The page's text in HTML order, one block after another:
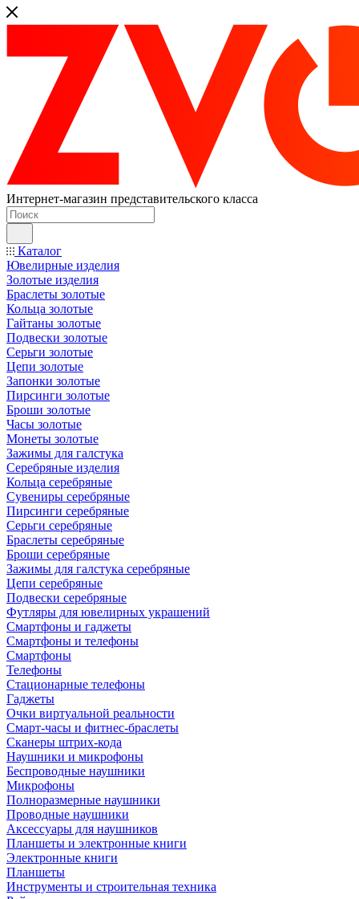
Интернет-магазин представительского класса
Каталог
Ювелирные изделия
Золотые изделия
Браслеты золотые
Кольца золотые
Гайтаны золотые
Подвески золотые
Серьги золотые
Цепи золотые
Запонки золотые
Пирсинги золотые
Броши золотые
Часы золотые
Монеты золотые
Зажимы для галстука
Серебряные изделия
Кольца серебряные
Сувениры серебряные
Пирсинги серебряные
Серьги серебряные
Браслеты серебряные
Броши серебряные
Зажимы для галстука серебряные
Цепи серебряные
Подвески серебряные
Футляры для ювелирных украшений
Смартфоны и гаджеты
Смартфоны и телефоны
Смартфоны
Телефоны
Стационарные телефоны
Гаджеты
Очки виртуальной реальности
Смарт-часы и фитнес-браслеты
Сканеры штрих-кода
Наушники и микрофоны
Беспроводные наушники
Микрофоны
Полноразмерные наушники
Проводные наушники
Аксессуары для наушников
Планшеты и электронные книги
Электронные книги
Планшеты
Инструменты и строительная техника